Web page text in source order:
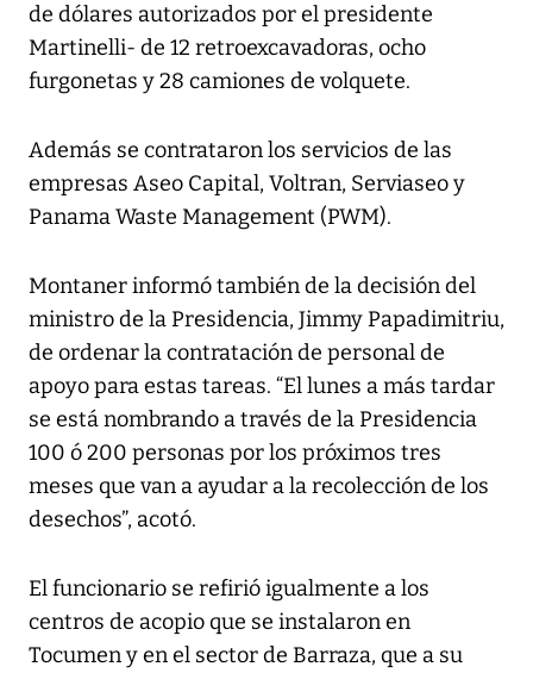
de dólares autorizados por el presidente
Martinelli- de 12 retroexcavadoras, ocho
furgonetas y 28 camiones de volquete.
Además se contrataron los servicios de las
empresas Aseo Capital, Voltran, Serviaseo y
Panama Waste Management (PWM).
Montaner informó también de la decisión del
ministro de la Presidencia, Jimmy Papadimitriu,
de ordenar la contratación de personal de
apoyo para estas tareas. “El lunes a más tardar
se está nombrando a través de la Presidencia
100 ó 200 personas por los próximos tres
meses que van a ayudar a la recolección de los
desechos”, acotó.
El funcionario se refirió igualmente a los
centros de acopio que se instalaron en
Tocumen y en el sector de Barraza, que a su